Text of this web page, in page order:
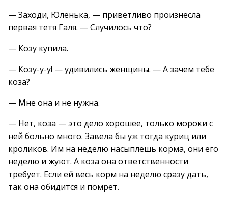
— Заходи, Юленька, — приветливо произнесла
первая тетя Галя. — Случилось что?
— Козу купила.
— Козу-у-у! — удивились женщины. — А зачем тебе
коза?
— Мне она и не нужна.
— Нет, коза — это дело хорошее, только мороки с
ней больно много. Завела бы уж тогда куриц или
кроликов. Им на неделю насыплешь корма, они его
неделю и жуют. А коза она ответственности
требует. Если ей весь корм на неделю сразу дать,
так она обидится и помрет.